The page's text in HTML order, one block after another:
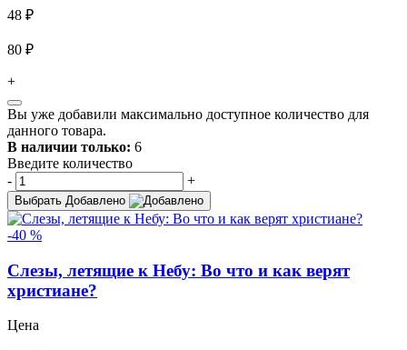
48 ₽
80 ₽
+
Вы уже добавили максимально доступное количество для
данного товара.
В наличии только: 6
Введите количество
-
+
Выбрать Добавлено
-40 %
Слезы, летящие к Небу: Во что и как верят
христиане?
Цена